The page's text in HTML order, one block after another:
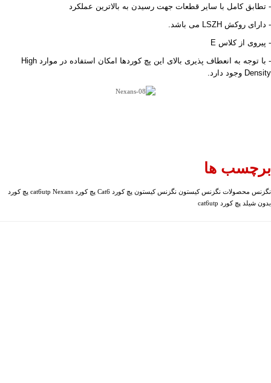
- تطابق کامل با سایر قطعات جهت رسیدن به بالاترین عملکرد
- دارای روکش LSZH می باشد.
- پیروی از کلاس E
- با توجه به انعطاف پذیری بالای این پچ کوردها امکان استفاده در موارد High
Density وجود دارد.
برچسب ها
نگزنس محصولات نگزنسکیستون نگزنسکیستون پچ کورد Cat6 پچ کورد cat6utp Nexans
پچ کورد
بدون شیلد پچ کورد cat6utp